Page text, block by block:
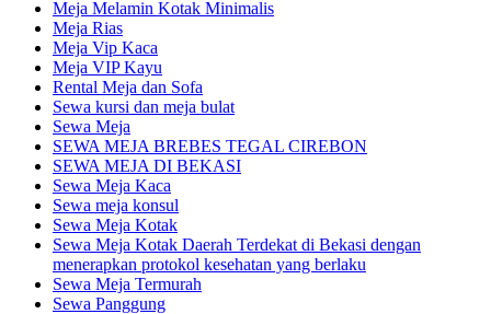
Meja Melamin Kotak Minimalis
Meja Rias
Meja Vip Kaca
Meja VIP Kayu
Rental Meja dan Sofa
Sewa kursi dan meja bulat
Sewa Meja
SEWA MEJA BREBES TEGAL CIREBON
SEWA MEJA DI BEKASI
Sewa Meja Kaca
Sewa meja konsul
Sewa Meja Kotak
Sewa Meja Kotak Daerah Terdekat di Bekasi dengan
menerapkan protokol kesehatan yang berlaku
Sewa Meja Termurah
Sewa Panggung